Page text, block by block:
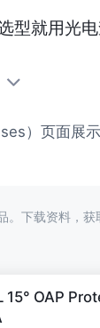
型就用光
）页面展
。下载资料，获
OAP